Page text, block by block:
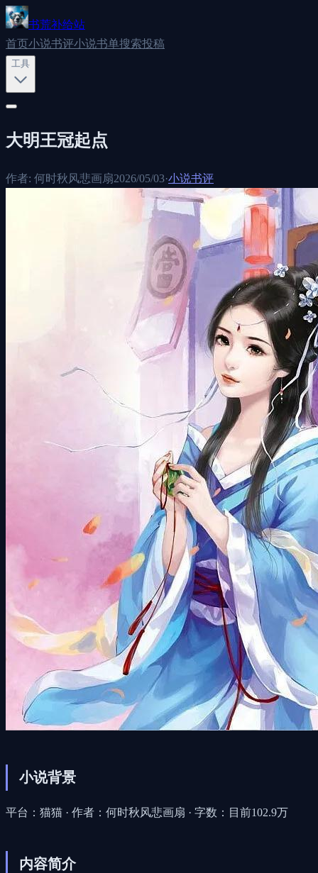
书荒补给站
首页小说书评小说书单搜索投稿
工具
大明王冠起点
作者: 何时秋风悲画扇2026/05/03·小说书评
小说背景
平台：猫猫 · 作者：何时秋风悲画扇 · 字数：目前102.9万
内容简介